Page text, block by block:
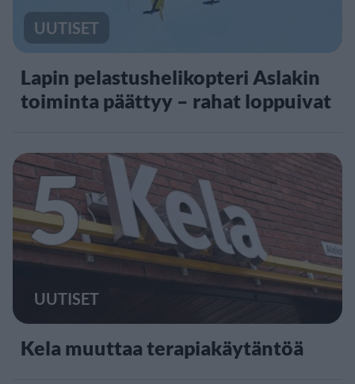
UUTISET
Lapin pelastushelikopteri Aslakin
toiminta päättyy – rahat loppuivat
5
UUTISET
Kela muuttaa terapiakäytäntöä